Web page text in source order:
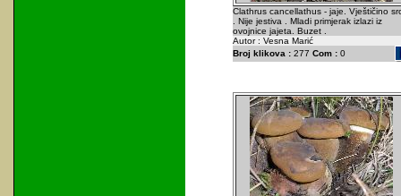
Clathrus cancellathus - jaje. Vještičino
. Nije jestiva . Mladi primjerak izlazi iz
ovojnice jajeta. Buzet .
Autor : Vesna Marić
Broj klikova :277 Com :0